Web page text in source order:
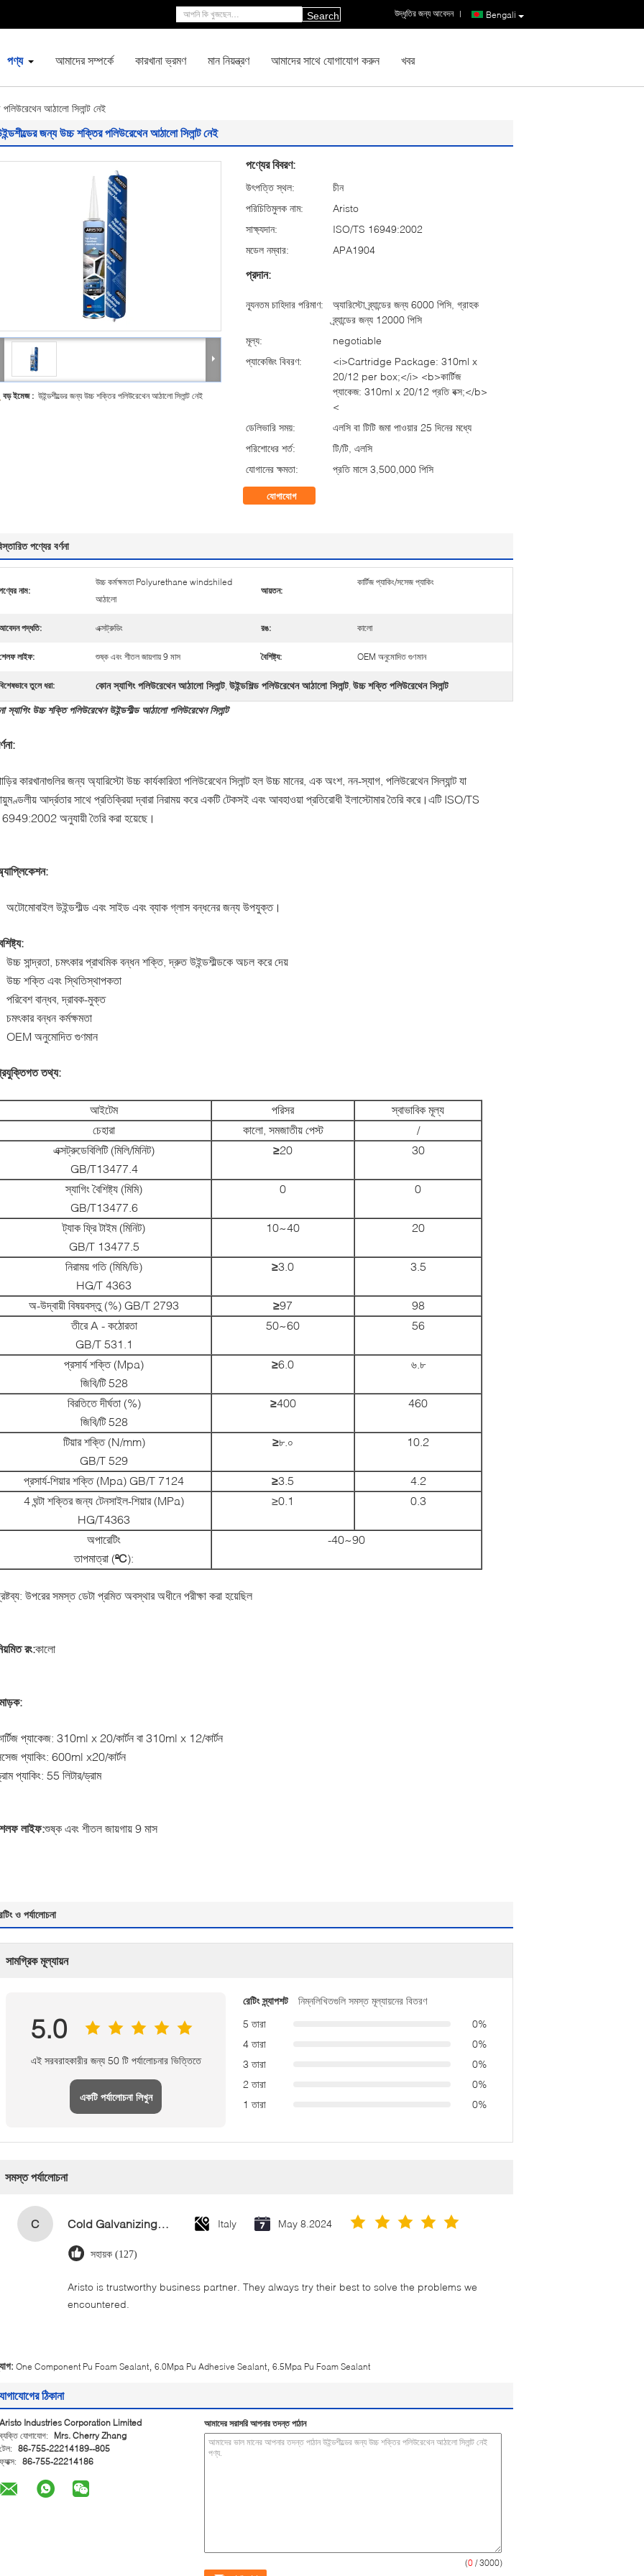
Bengali
উদ্ধৃতির জন্য আবেদন |
Search
পণ্য আমাদের সম্পর্কে কারখানা ভ্রমণ মান নিয়ন্ত্রণ আমাদের সাথে যোগাযোগ করুন খবর
আঠালো সিলান্ট নেই
জন্য উচ্চ শক্তির পলিউরেথেন আঠালো সিলান্ট নেই
বড় ইমেজ : উইন্ডশীল্ডের জন্য উচ্চ শক্তির পলিউরেথেন আঠালো সিলান্ট নেই
পণ্যের বিবরণ:
উৎপত্তি স্থল:
চীন
পরিচিতিমুলক নাম:
Aristo
সাক্ষ্যদান:
ISO/TS 16949:2002
মডেল নম্বার:
APA1904
প্রদান:
ন্যূনতম চাহিদার পরিমাণ:
অ্যারিস্টো ব্র্যান্ডের জন্য 6000 পিসি, গ্রাহক
ব্র্যান্ডের জন্য 12000 পিসি
মূল্য:
negotiable
প্যাকেজিং বিবরণ:
<i>Cartridge Package: 310ml x
20/12 per box;</i> <b>কার্টিজ
প্যাকেজ: 310ml x 20/12 প্রতি বক্স;</b>
<
ডেলিভারি সময়:
এলসি বা টিটি জমা পাওয়ার 25 দিনের মধ্যে
পরিশোধের শর্ত:
টি/টি, এলসি
যোগানের ক্ষমতা:
প্রতি মাসে 3,500,000 পিসি
যোগাযোগ
পণ্যের বর্ণনা
নাম:
উচ্চ কর্মক্ষমতা Polyurethane windshiled
আঠালো
আয়তন:
কার্টিজ প্যাকিং/সসেজ প্যাকিং
পদ্ধতি: এক্সট্রুডিং রঙ: কালো
লাইফ: শুষ্ক এবং শীতল জায়গায় 9 মাস বৈশিষ্ট্য: OEM অনুমোদিত গুণমান
তুলে ধরা: কোন স্যাগিং পলিউরেথেন আঠালো সিলান্ট, উইন্ডশিল্ড পলিউরেথেন আঠালো সিলান্ট, উচ্চ শক্তি পলিউরেথেন সিলান্ট
স্যাগিং উচ্চ শক্তি পলিউরেথেন উইন্ডশীল্ড আঠালো পলিউরেথেন সিলান্ট
কারখানাগুলির জন্য অ্যারিস্টো উচ্চ কার্যকারিতা পলিউরেথেন সিলান্ট হল উচ্চ মানের, এক অংশ, নন-স্যাগ, পলিউরেথেন সিল্যান্ট যা
আর্দ্রতার সাথে প্রতিক্রিয়া দ্বারা নিরাময় করে একটি টেকসই এবং আবহাওয়া প্রতিরোধী ইলাস্টোমার তৈরি করে।এটি ISO/TS
অনুযায়ী তৈরি করা হয়েছে।
অটোমোবাইল উইন্ডশীল্ড এবং সাইড এবং ব্যাক গ্লাস বন্ধনের জন্য উপযুক্ত।
উচ্চ সান্দ্রতা, চমৎকার প্রাথমিক বন্ধন শক্তি, দ্রুত উইন্ডশীল্ডকে অচল করে দেয়
উচ্চ শক্তি এবং স্থিতিস্থাপকতা
পরিবেশ বান্ধব, দ্রাবক-মুক্ত
চমৎকার বন্ধন কর্মক্ষমতা
OEM অনুমোদিত গুণমান
তথ্য:
আইটেম পরিসর
স্বাভাবিক মূল্য
চেহারা
কালো, সমজাতীয় পেস্ট
/
এক্সট্রুডেবিলিটি (মিলি/মিনিট)
GB/T13477.4
≥20 30
স্যাগিং বৈশিষ্ট্য (মিমি)
GB/T13477.6
0 0
ট্যাক ফ্রি টাইম (মিনিট)
GB/T 13477.5
10~40 20
নিরাময় গতি (মিমি/ডি)
HG/T 4363
≥3.0 3.5
অ-উদ্বায়ী বিষয়বস্তু (%) GB/T 2793 ≥97
98
তীরে A - কঠোরতা
GB/T 531.1
50~60 56
প্রসার্য শক্তি (Mpa)
জিবি/টি 528
≥6.0 ৬.৮
বিরতিতে দীর্ঘতা (%)
জিবি/টি 528
≥400 460
টিয়ার শক্তি (N/mm)
GB/T 529
≥৮.০ 10.2
প্রসার্য-শিয়ার শক্তি (Mpa) GB/T 7124 ≥3.5
4.2
4 ঘন্টা শক্তির জন্য টেনসাইল-শিয়ার (MPa)
HG/T4363
≥0.1 0.3
অপারেটিং
তাপমাত্রা (ºC):
-40~90
উপরের সমস্ত ডেটা প্রমিত অবস্থার অধীনে পরীক্ষা করা হয়েছিল
রং:কালো
প্যাকেজ: 310ml x 20/কার্টন বা 310ml x 12/কার্টন
প্যাকিং: 600ml x20/কার্টন
প্যাকিং: 55 লিটার/ড্রাম
লাইফ:শুষ্ক এবং শীতল জায়গায় 9 মাস
ও পর্যালোচনা
সামগ্রিক মূল্যায়ন
5.0
এই সরবরাহকারীর জন্য 50 টি পর্যালোচনার ভিত্তিতে
একটি পর্যালোচনা লিখুন
রেটিং স্ন্যাপশট
নিম্নলিখিতগুলি সমস্ত মূল্যায়নের বিতরণ
5 তারা
0%
4 তারা
0%
3 তারা
0%
2 তারা
0%
1 তারা
0%
সমস্ত পর্যালোচনা
C Cold Galvanizing Zinc Spray Paint 400ml Italy May 8.2024
সহায়ক (127)
Aristo is trustworthy business partner. They always try their best to solve the problems we
encountered.
One Component Pu Foam Sealant 6.0Mpa Pu Adhesive Sealant 6.5Mpa Pu Foam Sealant
ঠিকানা
Aristo Industries Corporation Limited
ব্যক্তি যোগাযোগ:
Mrs. Cherry Zhang
টেল: 86-755-22214189--805
ফ্যাক্স: 86-755-22214186
আমাদের সরাসরি আপনার তদন্ত পাঠান
(0 / 3000)